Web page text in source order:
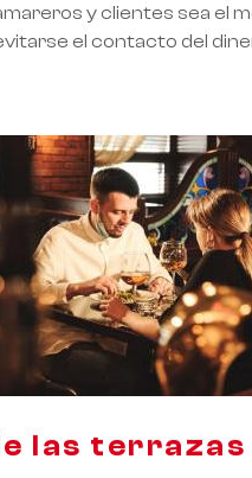
y clientes sea el
el contacto del
las terrazas